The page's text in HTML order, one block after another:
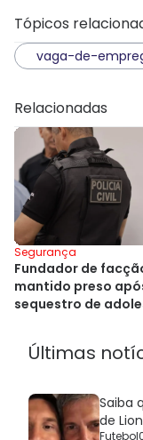
Tópicos
vaga-de-
Relacionadas
Segurança
Fundador de
mantido preso
sequestro de
Últimas
Saiba
de
Futebol